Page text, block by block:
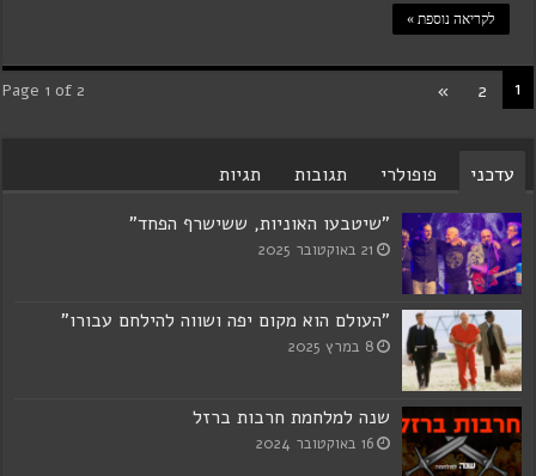
לקריאה נוספת »
Page 1 of 2 1
2
»
עדכני פופולרי תגובות
תגיות
"שיטבעו האוניות, ששישרף הפחד"
21 באוקטובר 2025
"העולם הוא מקום יפה ושווה להילחם עבורו"
8 במרץ 2025
שנה למלחמת חרבות ברזל
16 באוקטובר 2024